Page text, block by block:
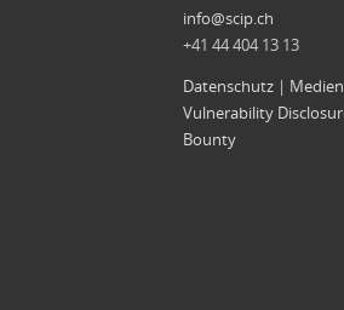
info@scip.ch
+41 44 404 13 13
Datenschutz |
Vulnerability
Bounty